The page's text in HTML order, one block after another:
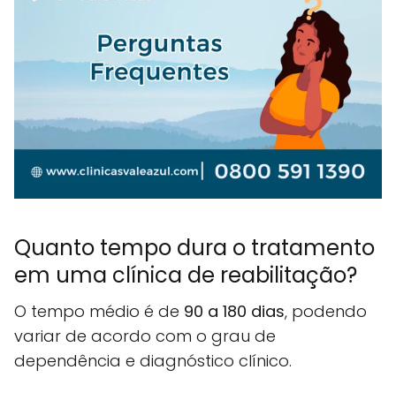
Quanto tempo dura o tratamento
em uma clínica de reabilitação?
O tempo médio é de 90 a 180 dias, podendo
variar de acordo com o grau de
dependência e diagnóstico clínico.